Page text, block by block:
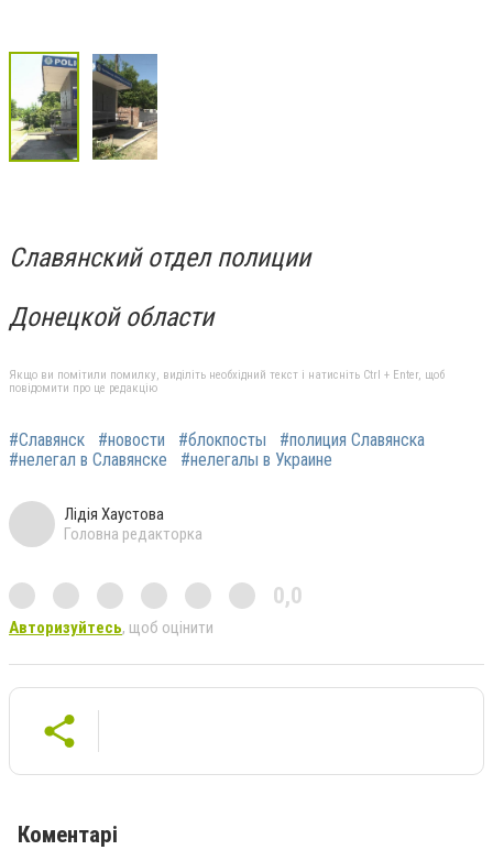
Славянский отдел полиции
Донецкой области
Якщо ви помітили помилку, виділіть необхідний текст і натисніть Ctrl + Enter, щоб
повідомити про це редакцію
#Славянск #новости #блокпосты
#полиция Славянска
#нелегал в Славянске
#нелегалы в Украине
Лідія Хаустова
Головна редакторка
0,0
Авторизуйтесь, щоб оцінити
Коментарі